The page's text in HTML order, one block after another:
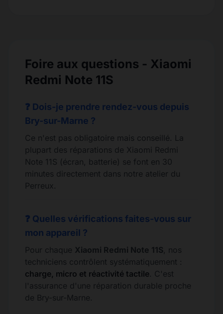
Foire aux questions - Xiaomi
Redmi Note 11S
❓ Dois-je prendre rendez-vous depuis
Bry-sur-Marne ?
Ce n'est pas obligatoire mais conseillé. La
plupart des réparations de Xiaomi Redmi
Note 11S (écran, batterie) se font en 30
minutes directement dans notre atelier du
Perreux.
❓ Quelles vérifications faites-vous sur
mon appareil ?
Pour chaque Xiaomi Redmi Note 11S, nos
techniciens contrôlent systématiquement :
charge, micro et réactivité tactile. C'est
l'assurance d'une réparation durable proche
de Bry-sur-Marne.